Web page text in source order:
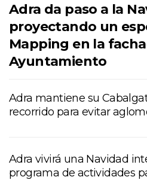
Adra da paso a la
proyectando un
Mapping en la
Ayuntamiento
Adra mantiene su
recorrido para evitar
Adra vivirá una Navidad
programa de actividades